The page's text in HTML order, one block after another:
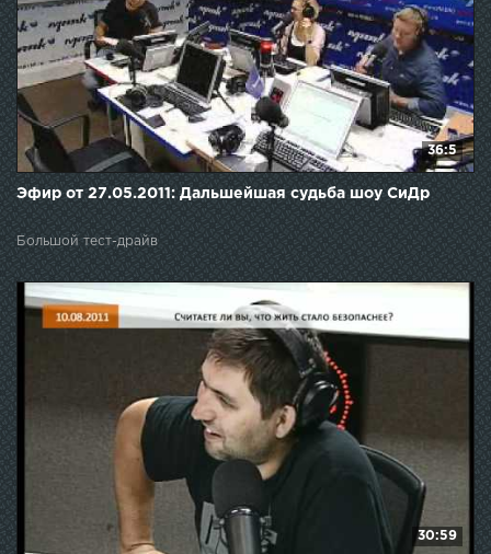
36:5
Эфир от 27.05.2011: Дальшейшая судьба шоу СиДр
Большой тест-драйв
30:59